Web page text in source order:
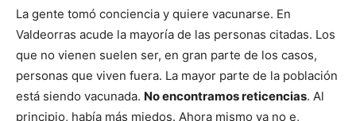
La gente tomó conciencia y quiere vacunarse. En
Valdeorras acude la mayoría de las personas citadas. Los
que no vienen suelen ser, en gran parte de los casos,
personas que viven fuera. La mayor parte de la población
está siendo vacunada. No encontramos reticencias. Al
principio, había más miedos. Ahora mismo ya no e,